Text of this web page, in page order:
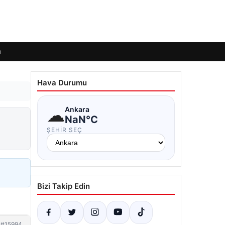
Hava Durumu
☁Ankara
NaN°C
ŞEHIR SEÇ
Bizi Takip Edin